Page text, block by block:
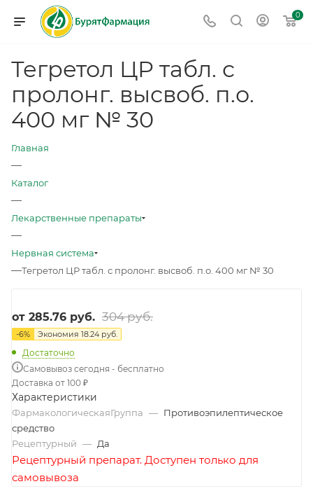
0
Тегретол ЦР табл. с
пролонг. высвоб. п.о.
400 мг № 30
Главная
—
Каталог
—
Лекарственные препараты
—
Нервная система
—Тегретол ЦР табл. с пролонг. высвоб. п.о. 400 мг № 30
от 285.76 руб. 304 руб.
-6% Экономия 18.24 руб.
Достаточно
Самовывоз сегодня - бесплатно
Доставка от 100 ₽
Характеристики
ФармакологическаяГруппа — Противоэпилептическое
средство
Рецептурный — Да
Рецептурный препарат. Доступен только для
самовывоза